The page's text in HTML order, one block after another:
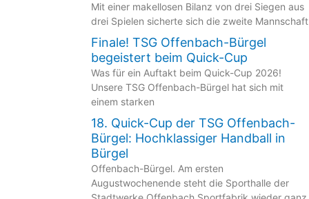
Mit einer makellosen Bilanz von drei Siegen aus
drei Spielen sicherte sich die zweite Mannschaft
Finale! TSG Offenbach-Bürgel
begeistert beim Quick-Cup
Was für ein Auftakt beim Quick-Cup 2026!
Unsere TSG Offenbach-Bürgel hat sich mit
einem starken
18. Quick-Cup der TSG Offenbach-
Bürgel: Hochklassiger Handball in
Bürgel
Offenbach-Bürgel. Am ersten
Augustwochenende steht die Sporthalle der